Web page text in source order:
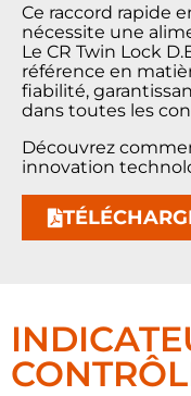
Ce raccord rapide
nécessite une
Le CR Twin Lock
référence en
fiabilité,
dans toutes les
Découvrez
innovation